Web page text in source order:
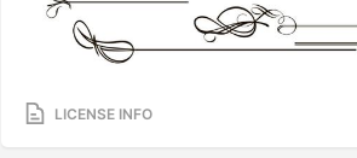
LICENSE INFO